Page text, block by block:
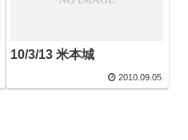
10/3/13 米本城
2010.09.05